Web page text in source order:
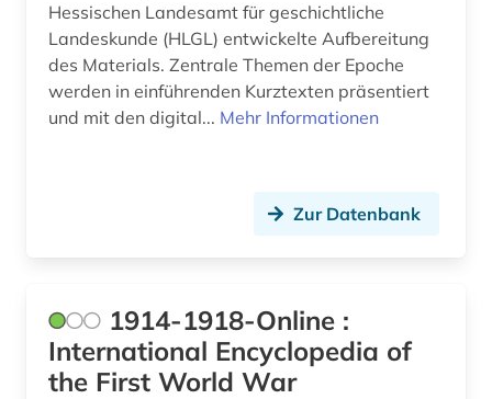
bauwerk (1)
bayerisch-schwaben (1)
bayerische motoren-werke (1)
beeinträchtigung (1)
Hessischen Landesamt für geschichtliche
Landeskunde (HLGL) entwickelte Aufbereitung
des Materials. Zentrale Themen der Epoche
werden in einführenden Kurztexten präsentiert
und mit den digital... Mehr Informationen
Zur Datenbank
1914-1918-Online :
International Encyclopedia of
the First World War